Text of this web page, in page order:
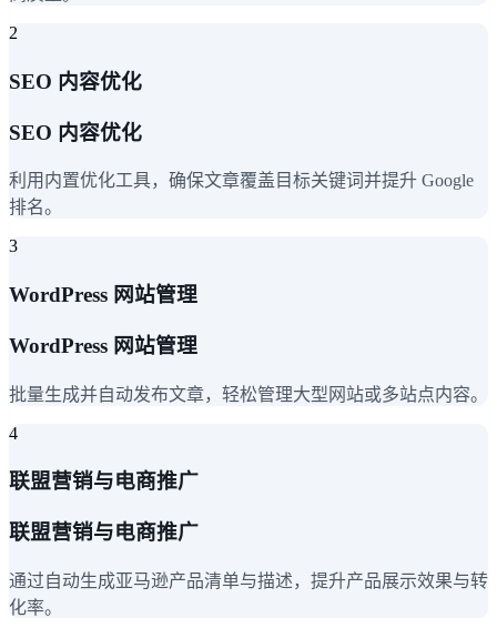
2
SEO 内容优化
SEO 内容优化
利用内置优化工具，确保文章覆盖目标关键词并提升 Google
排名。
3
WordPress 网站管理
WordPress 网站管理
批量生成并自动发布文章，轻松管理大型网站或多站点内容。
4
联盟营销与电商推广
联盟营销与电商推广
通过自动生成亚马逊产品清单与描述，提升产品展示效果与转
化率。